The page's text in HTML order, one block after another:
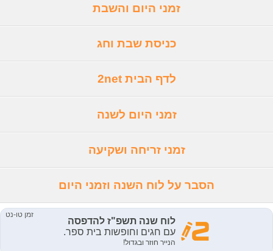
זמני היום והשבת
כניסת שבת וחג
לדף הבית 2net
זמני היום לשנה
זמני זריחה ושקיעה
הסבר על לוח השנה וזמני היום